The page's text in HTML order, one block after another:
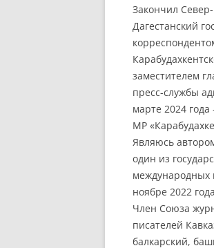
Закончил
Дагестанский
заместителем
пресс-службы
марте 2024
МР
Являюсь
один из
международных
ноябре 2022
Член Союза
писателей
балкарский,